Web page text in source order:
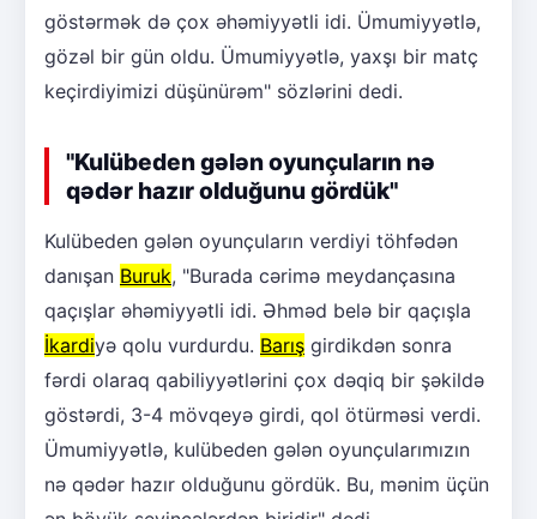
göstərmək də çox əhəmiyyətli idi. Ümumiyyətlə,
gözəl bir gün oldu. Ümumiyyətlə, yaxşı bir matç
keçirdiyimizi düşünürəm" sözlərini dedi.
"Kulübeden gələn oyunçuların nə
qədər hazır olduğunu gördük"
Kulübeden gələn oyunçuların verdiyi töhfədən
danışan Buruk, "Burada cərimə meydançasına
qaçışlar əhəmiyyətli idi. Əhməd belə bir qaçışla
İkardiyə qolu vurdurdu. Barış girdikdən sonra
fərdi olaraq qabiliyyətlərini çox dəqiq bir şəkildə
göstərdi, 3-4 mövqeyə girdi, qol ötürməsi verdi.
Ümumiyyətlə, kulübeden gələn oyunçularımızın
nə qədər hazır olduğunu gördük. Bu, mənim üçün